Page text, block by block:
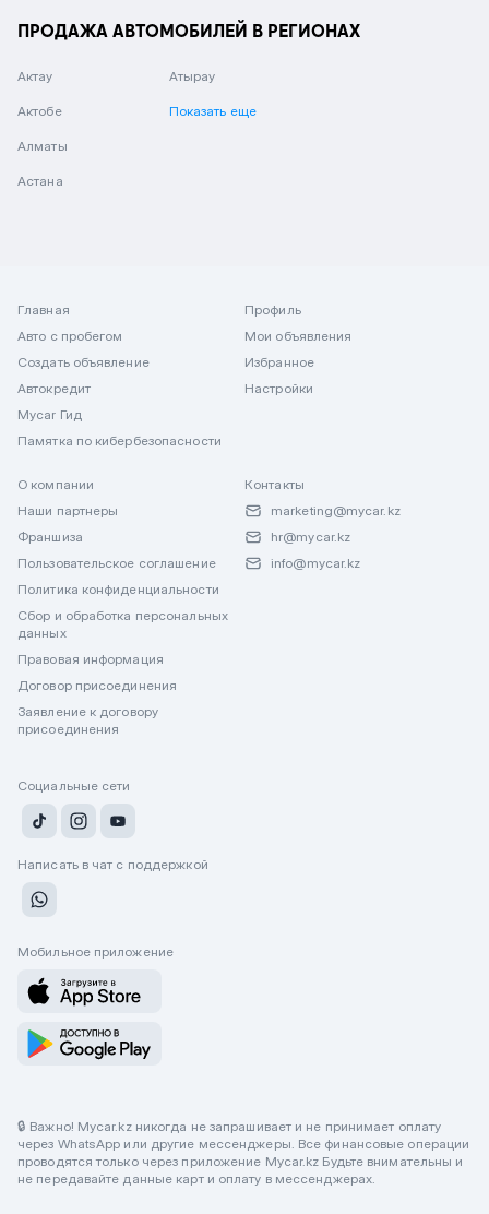
ПРОДАЖА АВТОМОБИЛЕЙ В РЕГИОНАХ
Актау
Актобе
Алматы
Астана
Атырау
Показать еще
Главная
Авто с пробегом
Создать объявление
Автокредит
Mycar Гид
Памятка по кибербезопасности
Профиль
Мои объявления
Избранное
Настройки
О компании
Наши партнеры
Франшиза
Пользовательское соглашение
Политика конфиденциальности
Сбор и обработка персональных
данных
Правовая информация
Договор присоединения
Заявление к договору
присоединения
Контакты
marketing@mycar.kz
hr@mycar.kz
info@mycar.kz
Социальные сети
Написать в чат с поддержкой
Мобильное приложение
🔒 Важно! Mycar.kz никогда не запрашивает и не принимает оплату
через WhatsApp или другие мессенджеры. Все финансовые операции
проводятся только через приложение Mycar.kz Будьте внимательны и
не передавайте данные карт и оплату в мессенджерах.